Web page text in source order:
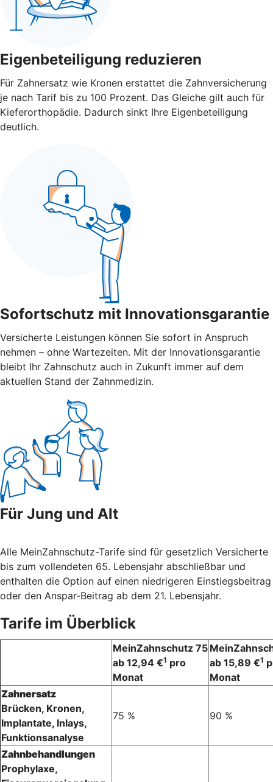
Eigenbeteiligung reduzieren
Für Zahnersatz wie Kronen erstattet die Zahnversicherung
je nach Tarif bis zu 100 Prozent. Das Gleiche gilt auch für
Kieferorthopädie. Dadurch sinkt Ihre Eigenbeteiligung
deutlich.
Sofortschutz mit Innovationsgarantie
Versicherte Leistungen können Sie sofort in Anspruch
nehmen – ohne Wartezeiten. Mit der Innovations­garantie
bleibt Ihr Zahnschutz auch in Zukunft immer auf dem
aktuellen Stand der Zahnmedizin.
Für Jung und Alt
Alle MeinZahnschutz-Tarife sind für gesetzlich Versicherte
bis zum vollendeten 65. Lebensjahr abschließbar und
enthalten die Option auf einen niedrigeren Einstiegsbeitrag
oder den Anspar-Beitrag ab dem 21. Lebensjahr.
Tarife im Überblick
MeinZahnschutz 75
ab 12,94 €1 pro
Monat
ab 15,89 €1
Monat
Zahnersatz
Brücken, Kronen,
Implantate, Inlays,
Funktionsanalyse
75 % 90 %
Zahnbehandlungen
Prophylaxe,